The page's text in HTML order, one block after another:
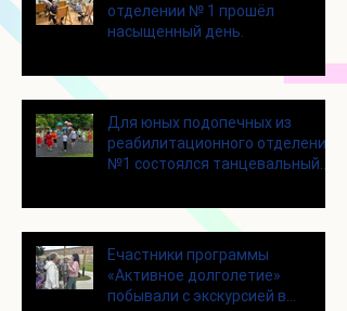
отделении № 1 прошёл
насыщенный день.
Для юных подопечных из
реабилитационного отделения
№1 состоялся танцевальный
Eчастники программы
«Активное долголетие»
побывали с экскурсией в